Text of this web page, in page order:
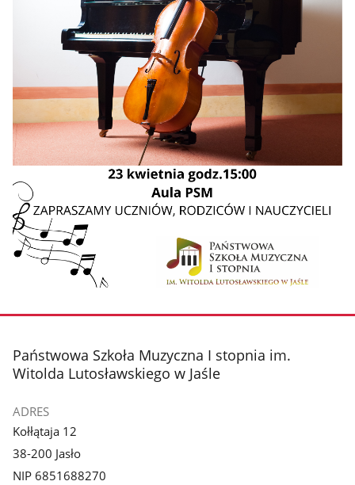
stopka
Państwowa Szkoła Muzyczna I stopnia im.
Witolda Lutosławskiego w Jaśle
ADRES
Kołłątaja 12
38-200 Jasło
NIP 6851688270